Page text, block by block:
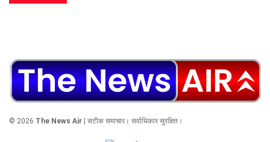
© 2026 The News Air | सटीक समाचार। सर्वाधिकार सुरक्षित।